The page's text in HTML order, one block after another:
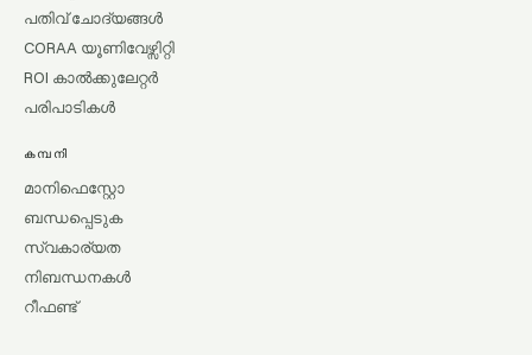
പതിവ് ചോദ്യങ്ങൾ
CORAA യൂണിവേഴ്സിറ്റി
ROI കാൽക്കുലേറ്റർ
പരിപാടികൾ
കമ്പനി
മാനിഫെസ്റ്റോ
ബന്ധപ്പെടുക
സ്വകാര്യത
നിബന്ധനകൾ
റീഫണ്ട്